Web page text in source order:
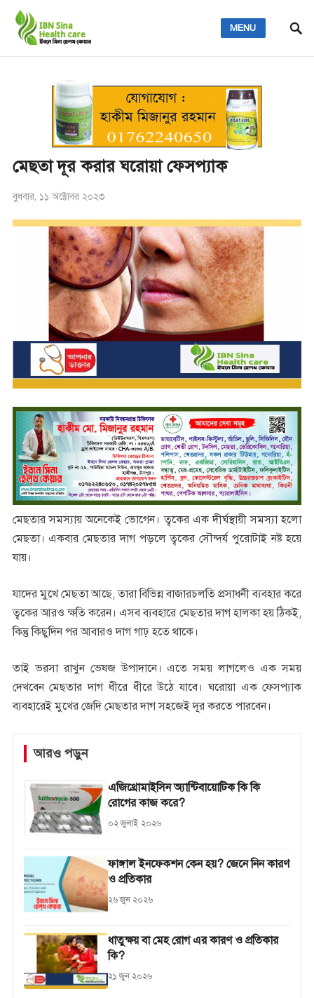
MENU
মেছতা দূর করার ঘরোয়া ফেসপ্যাক
বুধবার, ১১ অক্টোবর ২০২৩
মেছতার সমস্যায় অনেকেই ভোগেন। ত্বকের এক দীর্ঘস্থায়ী সমস্যা হলো
মেছতা। একবার মেছতার দাগ পড়লে ত্বকের সৌন্দর্য পুরোটাই নষ্ট হয়ে
যায়।
যাদের মুখে মেছতা আছে, তারা বিভিন্ন বাজারচলতি প্রসাধনী ব্যবহার করে
ত্বকের আরও ক্ষতি করেন। এসব ব্যবহারে মেছতার দাগ হালকা হয় ঠিকই,
কিন্তু কিছুদিন পর আবারও দাগ গাঢ় হতে থাকে।
তাই ভরসা রাখুন ভেষজ উপাদানে। এতে সময় লাগলেও এক সময়
দেখবেন মেছতার দাগ ধীরে ধীরে উঠে যাবে। ঘরোয়া এক ফেসপ্যাক
ব্যবহারেই মুখের জেদি মেছতার দাগ সহজেই দূর করতে পারবেন।
আরও পড়ুন
এজিথ্রোমাইসিন অ্যান্টিবায়োটিক কি কি
রোগের কাজ করে?
০২ জুলাই ২০২৬
ফাঙ্গাল ইনফেকশন কেন হয়? জেনে নিন কারণ
ও প্রতিকার
২৬ জুন ২০২৬
ধাতুক্ষয় বা মেহ রোগ এর কারণ ও প্রতিকার
কি?
২১ জুন ২০২৬